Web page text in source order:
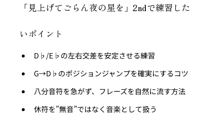
「見上げてごらん夜の星を」2ndで練習した
いポイント
D♭/E♭の左右交差を安定させる練習
G→D♭のポジションジャンプを確実にするコツ
八分音符を急がず、フレーズを自然に流す方法
休符を”無音”ではなく音楽として扱う